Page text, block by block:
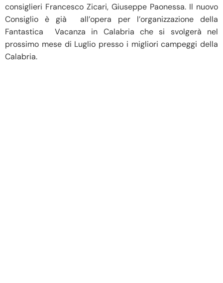
consiglieri Francesco Zicari, Giuseppe Paonessa. Il nuovo
Consiglio è già all’opera per l’organizzazione della
Fantastica Vacanza in Calabria che si svolgerà nel
prossimo mese di Luglio presso i migliori campeggi della
Calabria.